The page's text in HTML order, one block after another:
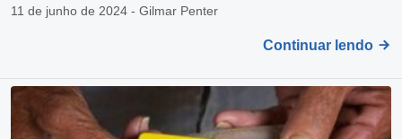
11 de junho de 2024 - Gilmar Penter
Continuar lendo